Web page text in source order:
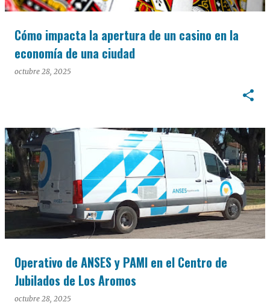
Cómo impacta la apertura de un casino en la
economía de una ciudad
octubre 28, 2025
Operativo de ANSES y PAMI en el Centro de
Jubilados de Los Aromos
octubre 28, 2025